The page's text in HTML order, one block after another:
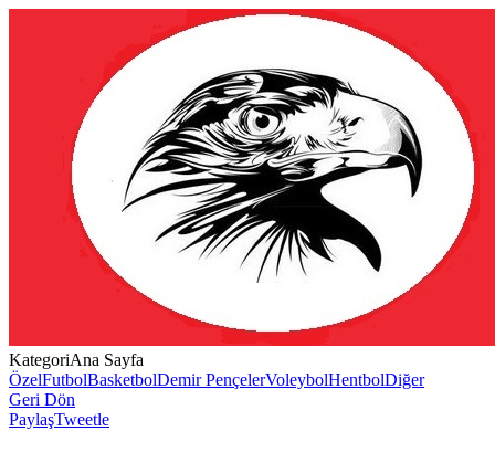
KategoriAna Sayfa
ÖzelFutbolBasketbolDemir PençelerVoleybolHentbolDiğer
Geri Dön
PaylaşTweetle